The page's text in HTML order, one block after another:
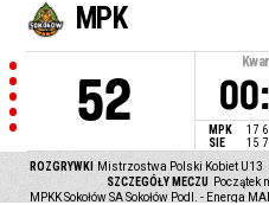
MPK
52 MPK 17 6
SIE
15 7
ROZGRYWKI Mistrzostwa Polski Kobiet U13
SZCZEGÓŁY MECZU
Początek
MPKK Sokołów SA Sokołów Podl. - Energa